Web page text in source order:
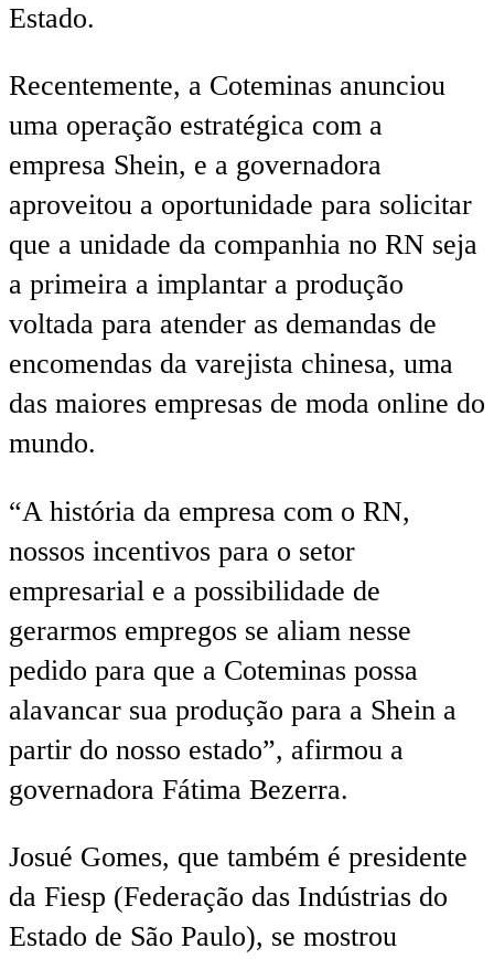
Estado.
Recentemente, a Coteminas anunciou
uma operação estratégica com a
empresa Shein, e a governadora
aproveitou a oportunidade para solicitar
que a unidade da companhia no RN seja
a primeira a implantar a produção
voltada para atender as demandas de
encomendas da varejista chinesa, uma
das maiores empresas de moda online do
mundo.
“A história da empresa com o RN,
nossos incentivos para o setor
empresarial e a possibilidade de
gerarmos empregos se aliam nesse
pedido para que a Coteminas possa
alavancar sua produção para a Shein a
partir do nosso estado”, afirmou a
governadora Fátima Bezerra.
Josué Gomes, que também é presidente
da Fiesp (Federação das Indústrias do
Estado de São Paulo), se mostrou